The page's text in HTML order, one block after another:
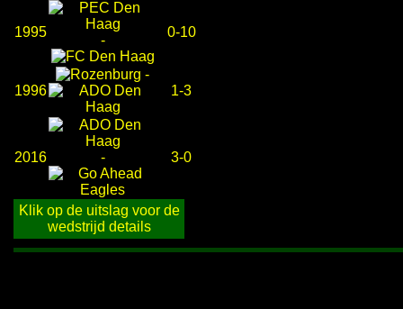
1995
-
0-10
1996
-
1-3
2016 - 3-0
Klik op de uitslag voor de
wedstrijd details